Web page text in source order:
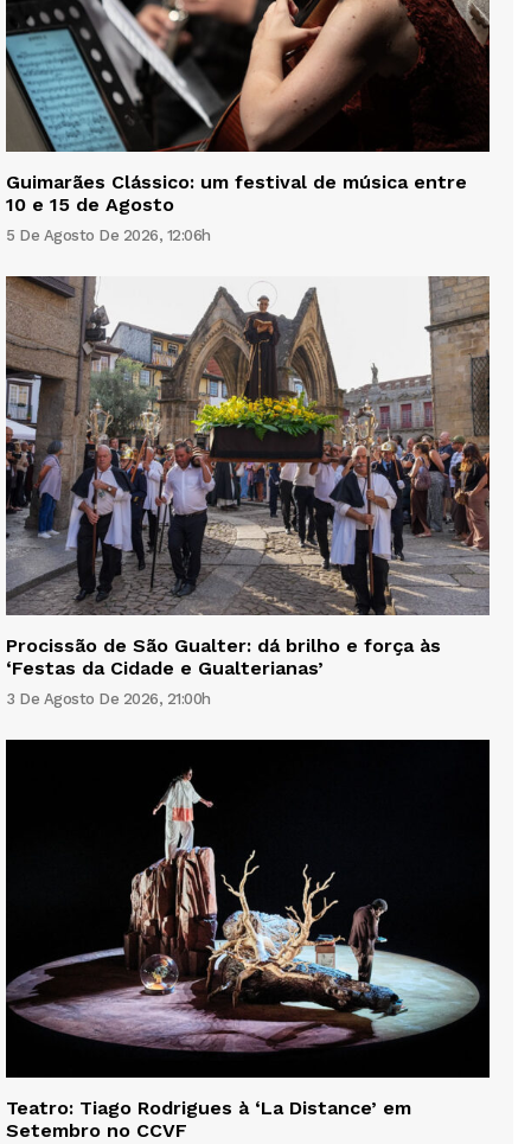
Guimarães Clássico: um festival de música entre
10 e 15 de Agosto
5 De Agosto De 2026, 12:06h
Procissão de São Gualter: dá brilho e força às
‘Festas da Cidade e Gualterianas’
3 De Agosto De 2026, 21:00h
Teatro: Tiago Rodrigues à ‘La Distance’ em
Setembro no CCVF